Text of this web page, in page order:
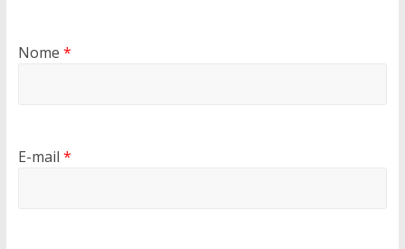
Nome *
E-mail *